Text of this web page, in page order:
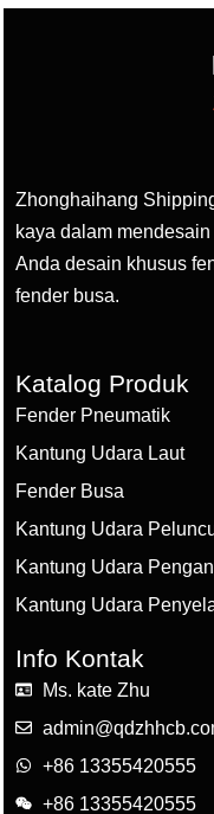
Zhonghaihang
kaya dalam
Anda desain khusus
fender busa.
Katalog Produk
Fender Pneumatik
Kantung Udara Laut
Fender Busa
Kantung Udara
Kantung Udara
Kantung Udara
Info Kontak
Ms. kate Zhu
+86 13355420555
+86 13355420555